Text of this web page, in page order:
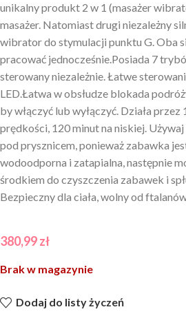
unikalny produkt 2 w 1 (masażer
masażer. Natomiast drugi niezależny
wibrator do stymulacji punktu G. Oba
pracować jednocześnie.Posiada 7
sterowany niezależnie. Łatwe
LED.Łatwa w obsłudze blokada
by włączyć lub wyłączyć. Działa przez
prędkości, 120 minut na niskiej.
pod prysznicem, ponieważ zabawka
wodoodporna i zatapialna, następnie
środkiem do czyszczenia zabawek i
Bezpieczny dla ciała, wolny od
380,99zł
Brak w magazynie
Dodaj do listy życzeń